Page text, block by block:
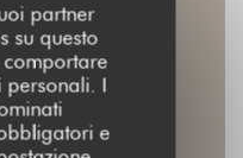
partner
su questo
comportare
I
e